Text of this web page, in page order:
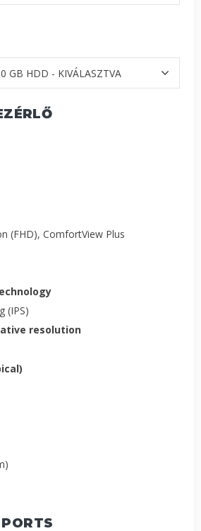
(FHD), ComfortView Plus
(IPS)
resolution